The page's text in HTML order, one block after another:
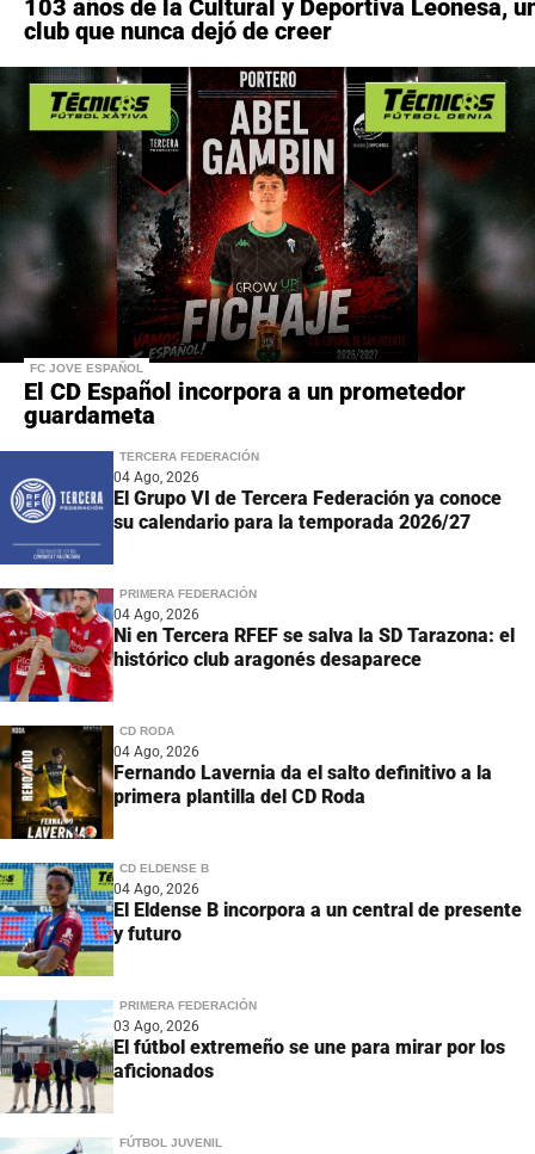
103 años de la Cultural y Deportiva Leonesa,
club que nunca dejó de creer
FC JOVE ESPAÑOL
El CD Español incorpora a un prometedor
guardameta
TERCERA FEDERACIÓN
04 Ago, 2026
El Grupo VI de Tercera Federación ya conoce
su calendario para la temporada 2026/27
PRIMERA FEDERACIÓN
04 Ago, 2026
Ni en Tercera RFEF se salva la SD Tarazona: el
histórico club aragonés desaparece
CD RODA
04 Ago, 2026
Fernando Lavernia da el salto definitivo a la
primera plantilla del CD Roda
CD ELDENSE B
04 Ago, 2026
El Eldense B incorpora a un central de presente
y futuro
PRIMERA FEDERACIÓN
03 Ago, 2026
El fútbol extremeño se une para mirar por los
aficionados
FÚTBOL JUVENIL